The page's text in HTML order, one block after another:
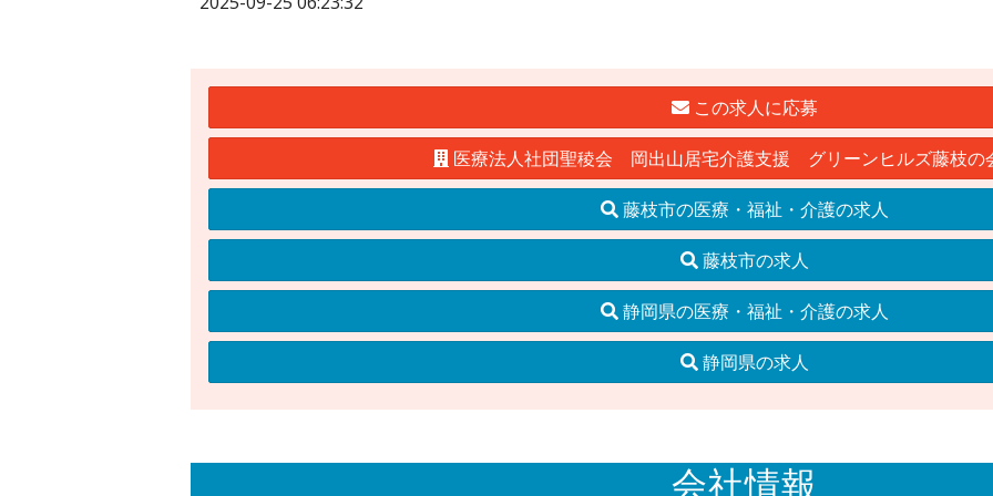
この求人に応募
医療法人社団聖稜会 岡出山居宅介護支援 グリーンヒルズ藤枝の
藤枝市の医療・福祉・介護の求人
藤枝市の求人
静岡県の医療・福祉・介護の求人
静岡県の求人
会社情報